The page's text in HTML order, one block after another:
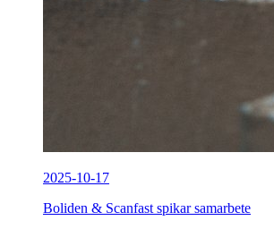
2025-10-17
Boliden & Scanfast spikar samarbete